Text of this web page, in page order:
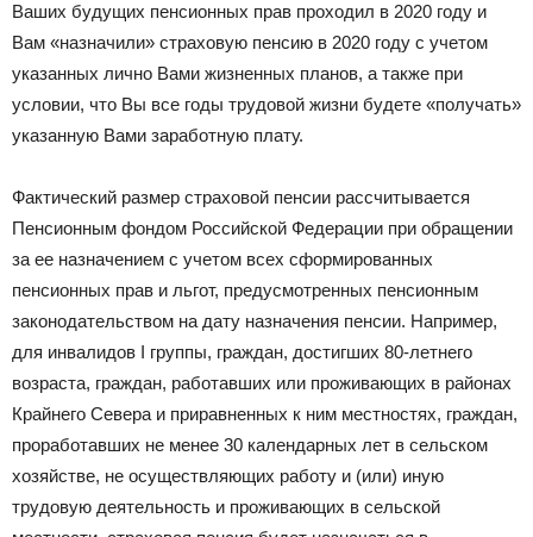
Ваших будущих пенсионных прав проходил в 2020 году и
Вам «назначили» страховую пенсию в 2020 году с учетом
указанных лично Вами жизненных планов, а также при
условии, что Вы все годы трудовой жизни будете «получать»
указанную Вами заработную плату.
Фактический размер страховой пенсии рассчитывается
Пенсионным фондом Российской Федерации при обращении
за ее назначением с учетом всех сформированных
пенсионных прав и льгот, предусмотренных пенсионным
законодательством на дату назначения пенсии. Например,
для инвалидов I группы, граждан, достигших 80-летнего
возраста, граждан, работавших или проживающих в районах
Крайнего Севера и приравненных к ним местностях, граждан,
проработавших не менее 30 календарных лет в сельском
хозяйстве, не осуществляющих работу и (или) иную
трудовую деятельность и проживающих в сельской